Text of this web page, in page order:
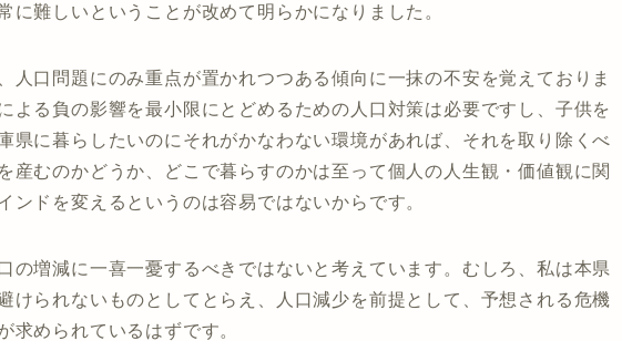
に難しいということが改めて明らかになりました。
人口問題にのみ重点が置かれつつある傾向に一抹の不安を覚えておりま
よる負の影響を最小限にとどめるための人口対策は必要ですし、子供を
県に暮らしたいのにそれがかなわない環境があれば、それを取り除くべ
産むのかどうか、どこで暮らすのかは至って個人の人生観・価値観に関
ンドを変えるというのは容易ではないからです。
の増減に一喜一憂するべきではないと考えています。むしろ、私は本県
けられないものとしてとらえ、人口減少を前提として、予想される危機
求められているはずです。